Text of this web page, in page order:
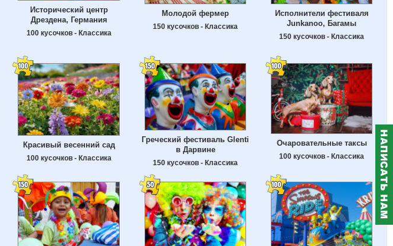
Исторический центр
Дрездена, Германия
100 кусочков - Классика
Молодой фермер
150 кусочков - Классика
Исполнители фестиваля
Junkanoo, Багамы
150 кусочков - Классика
Красивый весенний сад
100 кусочков - Классика
Греческий фестиваль Glenti
в Дарвине
150 кусочков - Классика
Очаровательные таксы
100 кусочков - Классика